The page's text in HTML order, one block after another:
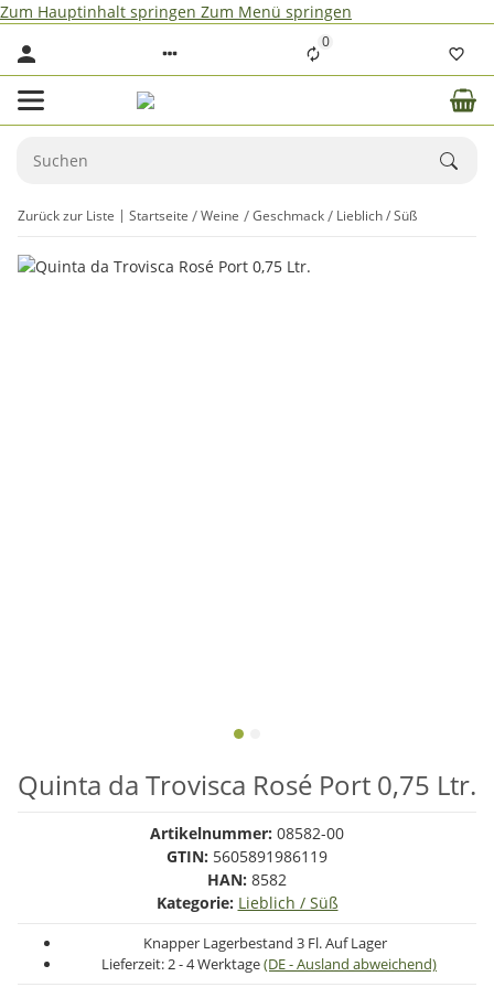
Zum Hauptinhalt springen Zum Menü springen
0
Zurück zur Liste Startseite Weine Geschmack Lieblich / Süß
Quinta da Trovisca Rosé Port 0,75 Ltr.
Artikelnummer: 08582-00
GTIN: 5605891986119
HAN: 8582
Kategorie: Lieblich / Süß
Knapper Lagerbestand 3 Fl. Auf Lager
Lieferzeit:2 - 4 Werktage(DE - Ausland abweichend)